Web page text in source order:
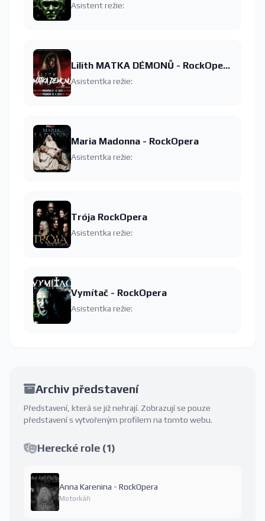
Asistent režie:
Lilith MATKA DÉMONŮ - RockOpera
Asistentka režie:
Maria Madonna - RockOpera
Asistentka režie:
Trója RockOpera
Asistentka režie:
Vymítač - RockOpera
Asistentka režie:
Archiv představení
Představení, která se již nehrají. Zobrazují se pouze
představení s vytvořeným profilem na tomto webu.
Herecké role (1)
Anna Karenina - RockOpera
Motorkáři